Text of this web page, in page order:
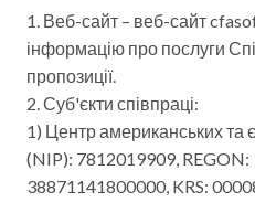
1. Веб-сайт – веб-сайт
інформацію про послуги
пропозиції.
2. Суб'єкти співпраці:
1) Центр американських та
(NIP): 7812019909, REGON:
38871141800000, KRS: